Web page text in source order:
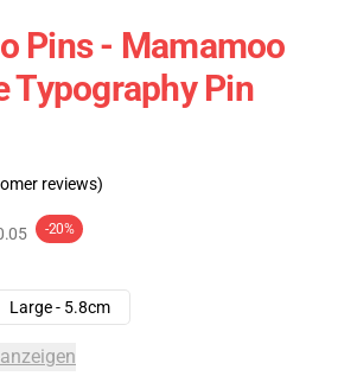
Pins - Mamamoo
Typography Pin
reviews)
-20%
Large - 5.8cm